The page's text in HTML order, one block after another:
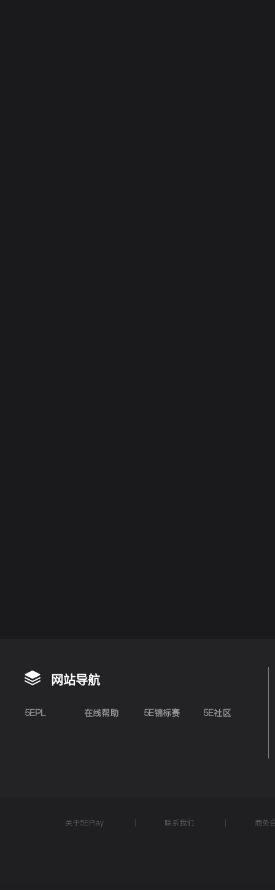
网站导航
5EPL 在线帮助 5E锦标赛 5E社区
关于5EPlay 联系我们 商务